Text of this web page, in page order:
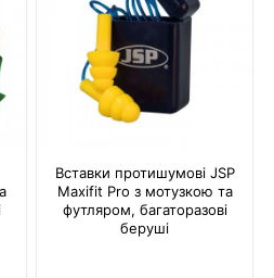
Вставки протишумові JSP
Maxifit Pro з мотузкою та
футляром, багаторазові
беруші